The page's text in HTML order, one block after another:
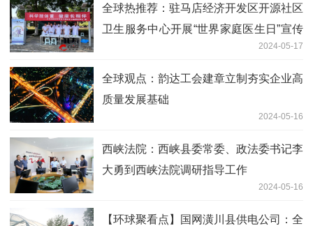
全球热推荐：驻马店经济开发区开源社区
卫生服务中心开展“世界家庭医生日”宣传
2024-05-17
全球观点：韵达工会建章立制夯实企业高
质量发展基础
2024-05-16
西峡法院：西峡县委常委、政法委书记李
大勇到西峡法院调研指导工作
2024-05-16
【环球聚看点】国网潢川县供电公司：全